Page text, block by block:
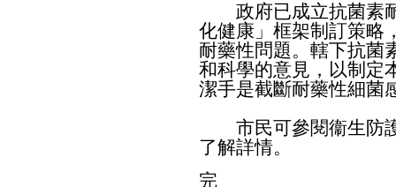
政府已成立抗菌素耐
化健康」框架制訂策略
耐藥性問題。轄下抗菌
和科學的意見，以制定
潔手是截斷耐藥性細菌
市民可參閱衞生防
了解詳情。
完